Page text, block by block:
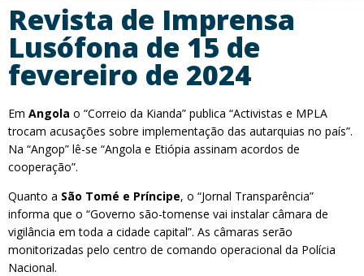
Revista de Imprensa
Lusófona de 15 de
fevereiro de 2024
Em Angola o “Correio da Kianda” publica “Activistas e MPLA
trocam acusações sobre implementação das autarquias no país”.
Na “Angop” lê-se “Angola e Etiópia assinam acordos de
cooperação”.
Quanto a São Tomé e Príncipe, o “Jornal Transparência”
informa que o “Governo são-tomense vai instalar câmara de
vigilância em toda a cidade capital”. As câmaras serão
monitorizadas pelo centro de comando operacional da Polícia
Nacional.